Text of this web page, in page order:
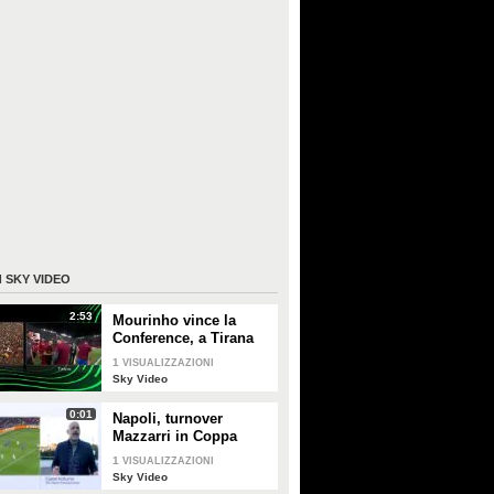
SKY VIDEO
2:53
Mourinho vince la
Conference, a Tirana
risuona "Grazie Roma"
1 VISUALIZZAZIONI
Sky Video
0:01
Napoli, turnover
Mazzarri in Coppa
Italia contro Frosinone
1 VISUALIZZAZIONI
Sky Video